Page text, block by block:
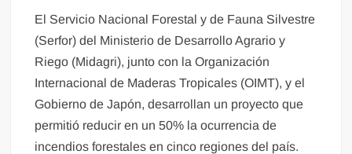
El Servicio Nacional Forestal y de Fauna Silvestre
(Serfor) del Ministerio de Desarrollo Agrario y
Riego (Midagri), junto con la Organización
Internacional de Maderas Tropicales (OIMT), y el
Gobierno de Japón, desarrollan un proyecto que
permitió reducir en un 50% la ocurrencia de
incendios forestales en cinco regiones del país.